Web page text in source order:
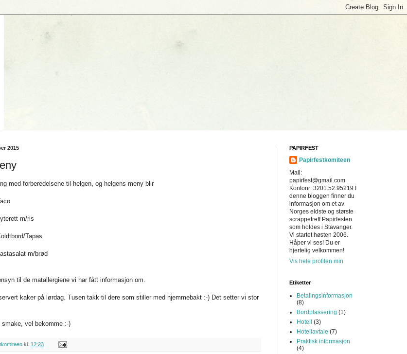
2015
med forberedelsene til helgen, og helgens meny blir
m/ris
Tapas
m/brød
til de matallergiene vi har fått informasjon om.
kaker på lørdag. Tusen takk til dere som stiller med hjemmebakt :-) Det setter vi stor
smake, vel bekomme :-)
kl. 12:23
PAPIRFEST
Papirfestkomiteen
Mail:
papirfest@gmail.com
Kontonr: 3201.52.95219 I
denne bloggen finner du
informasjon om et av
Norges eldste og største
scrappetreff Papirfesten
som holdes i Stavanger.
Vi startet høsten 2006.
Håper vi ses! Du er
hjertelig velkommen!
Vis hele profilen min
Etiketter
Betalingsinformasjon
(8)
Bordplassering (1)
Hotell
(3)
Hotellavtale (7)
Praktisk informasjon
(4)